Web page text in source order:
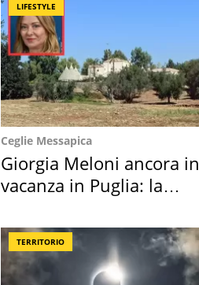
LIFESTYLE
Ceglie Messapica
Giorgia Meloni ancora in
vacanza in Puglia: la
TERRITORIO